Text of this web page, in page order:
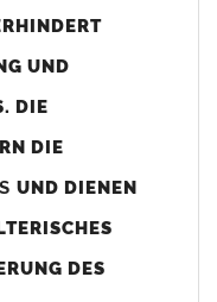
Sollten die Bohrungen
(Auswahlfeld)
Kaminrand ca.
UND
DIE
DIE
UND DIENEN
DES